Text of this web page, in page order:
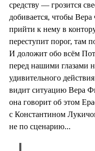
средству — грозится
добивается, чтобы
прийти к нему в
переступит порог, там
И доложит обо всём
перед нашими глазами
удивительного
видит ситуацию Вера
она говорит об этом
с Константином
не по сценарию...